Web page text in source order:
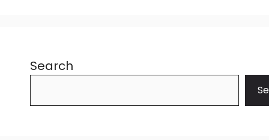
Search